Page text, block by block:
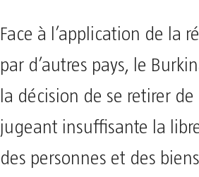
Face à l’application de la
par d’autres pays, le
la décision de se retirer de
jugeant insuffisante la
des personnes et des